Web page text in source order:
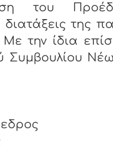
του
της
την ίδια
Συμβουλίου